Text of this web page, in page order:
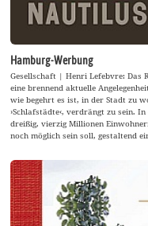
Hamburg-Werbung
Gesellschaft | Henri Lefebvre: Das
eine brennend aktuelle
wie begehrt es ist, in der Stadt zu
›Schlafstädte‹, verdrängt zu sein.
dreißig, vierzig Millionen
noch möglich sein soll, gestaltend